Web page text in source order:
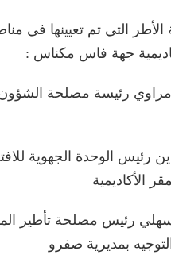
الأطر التي تم تعيينها في
جهة فاس مكناس :
رئيسة مصلحة الشؤون
رئيس الوحدة الجهوية
الأكاديمية
رئيس مصلحة تأطير
بمديرية صفرو